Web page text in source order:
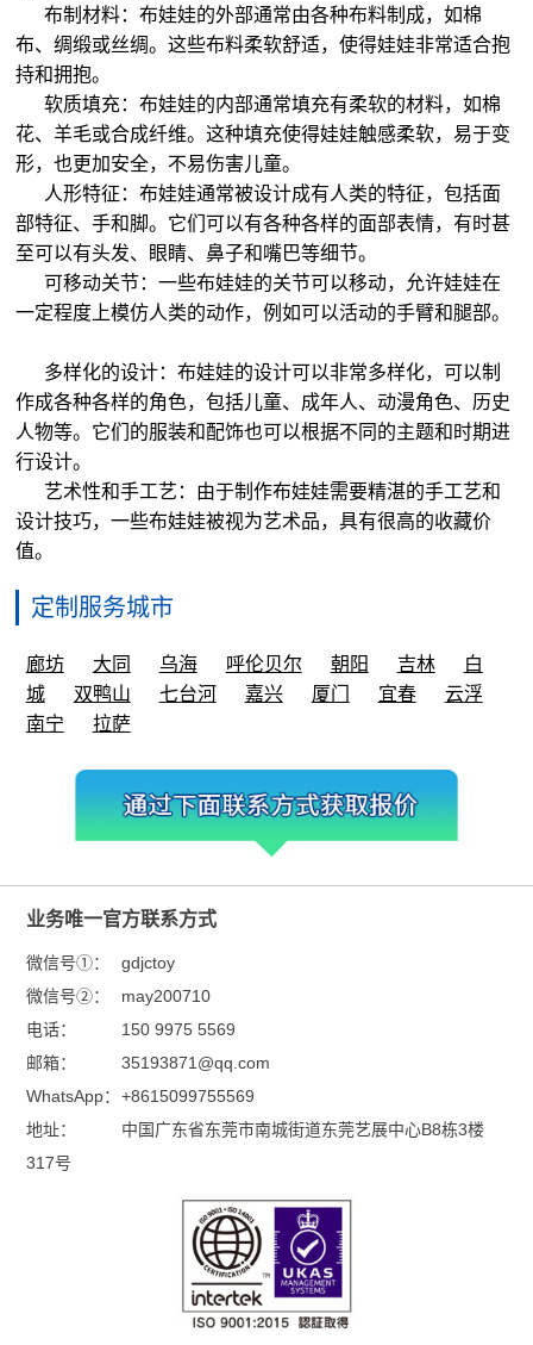
布制材料：布娃娃的外部通常由各种布料制成，如棉
布、绸缎或丝绸。这些布料柔软舒适，使得娃娃非常适合抱
持和拥抱。
软质填充：布娃娃的内部通常填充有柔软的材料，如棉
花、羊毛或合成纤维。这种填充使得娃娃触感柔软，易于变
形，也更加安全，不易伤害儿童。
人形特征：布娃娃通常被设计成有人类的特征，包括面
部特征、手和脚。它们可以有各种各样的面部表情，有时甚
至可以有头发、眼睛、鼻子和嘴巴等细节。
可移动关节：一些布娃娃的关节可以移动，允许娃娃在
一定程度上模仿人类的动作，例如可以活动的手臂和腿部。
多样化的设计：布娃娃的设计可以非常多样化，可以制
作成各种各样的角色，包括儿童、成年人、动漫角色、历史
人物等。它们的服装和配饰也可以根据不同的主题和时期进
行设计。
艺术性和手工艺：由于制作布娃娃需要精湛的手工艺和
设计技巧，一些布娃娃被视为艺术品，具有很高的收藏价
值。
定制服务城市
廊坊 大同 乌海 呼伦贝尔 朝阳 吉林
白
城
双鸭山 七台河 嘉兴 厦门 宜春
云浮
南宁
拉萨
业务唯一官方联系方式
微信号①：
gdjctoy
微信号②：
may200710
电话：
150 9975 5569
邮箱：
35193871@qq.com
WhatsApp： +8615099755569
地址：
中国广东省东莞市南城街道东莞艺展中心B8栋3楼
317号